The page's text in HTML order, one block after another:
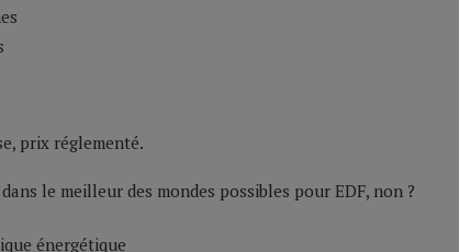
prix réglementé.
le meilleur des mondes possibles pour EDF, non ?